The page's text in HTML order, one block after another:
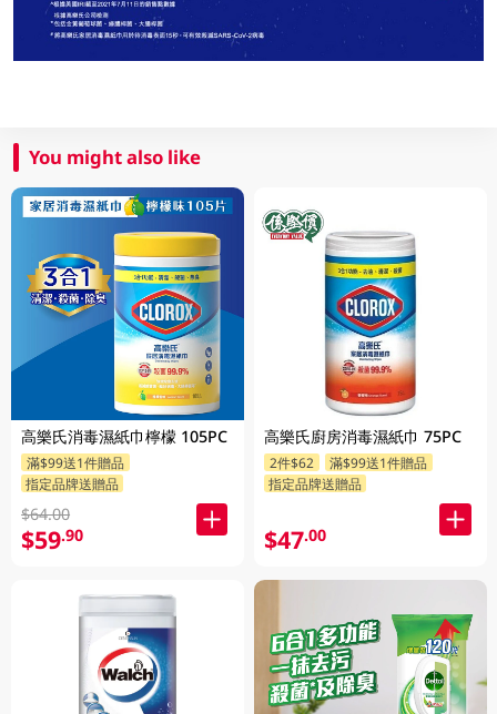
You might also like
高樂氏消毒濕紙巾檸檬 105PC
滿$99送1件贈品
指定品牌送贈品
$64.00
$59.90
高樂氏廚房消毒濕紙巾 75PC
2件$62
滿$99送1件贈品
指定品牌送贈品
$47.00